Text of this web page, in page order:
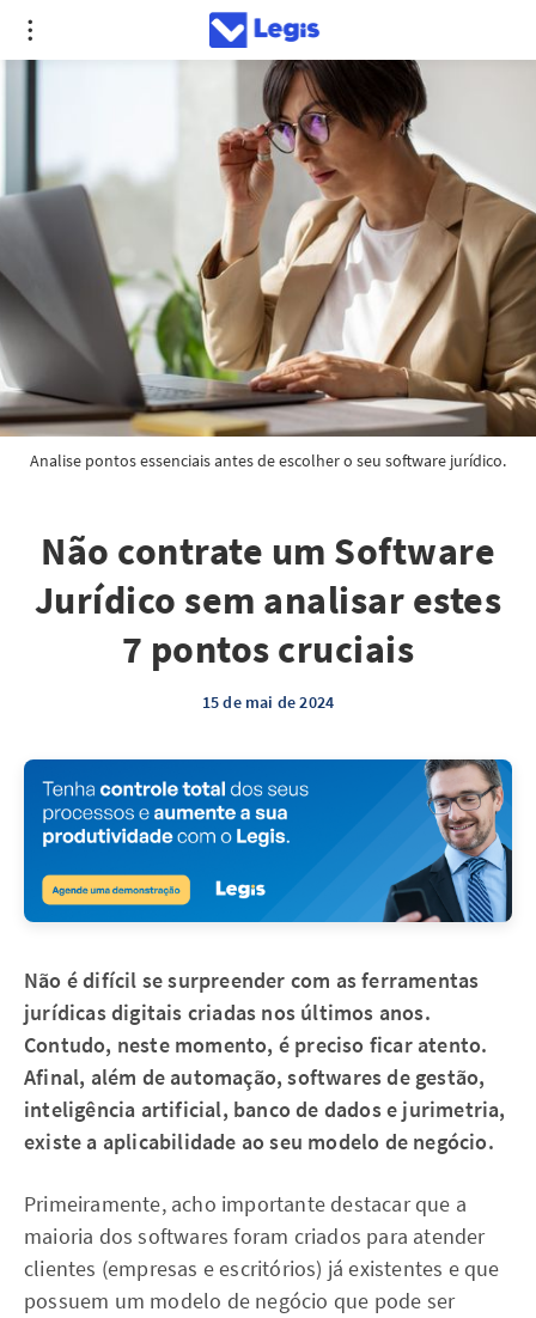
Analise pontos essenciais antes de escolher o seu software jurídico.
Não contrate um Software
Jurídico sem analisar estes
7 pontos cruciais
15 de mai de 2024
Não é difícil se surpreender com as ferramentas
jurídicas digitais criadas nos últimos anos.
Contudo, neste momento, é preciso ficar atento.
Afinal, além de automação, softwares de gestão,
inteligência artificial, banco de dados e jurimetria,
existe a aplicabilidade ao seu modelo de negócio.
Primeiramente, acho importante destacar que a
maioria dos softwares foram criados para atender
clientes (empresas e escritórios) já existentes e que
possuem um modelo de negócio que pode ser